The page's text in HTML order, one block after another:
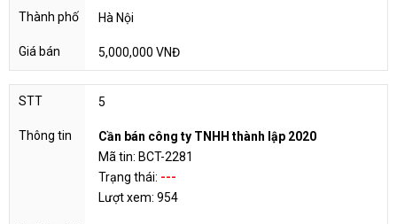
Hà Nội
5,000,000 VNĐ
5
Cần bán công ty TNHH thành lập 2020
Mã tin: BCT-2281
Trạng thái: ---
Lượt xem: 954